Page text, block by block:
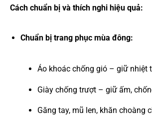
Cách chuẩn bị và thích nghi hiệu quả:
Chuẩn bị trang phục mùa đông:
Áo khoác chống gió – giữ nhiệt
Giày chống trượt – giữ ấm,
Găng tay, mũ len, khăn choàng